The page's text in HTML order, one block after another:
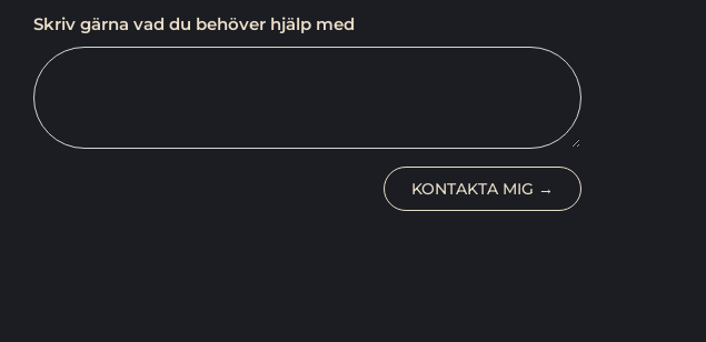
Skriv gärna vad du behöver hjälp med
KONTAKTA MIG →